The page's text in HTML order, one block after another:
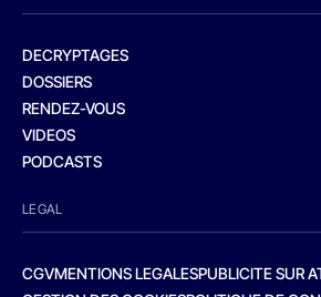
DECRYPTAGES
DOSSIERS
RENDEZ-VOUS
VIDEOS
PODCASTS
LEGAL
CGVMENTIONS LEGALESPUBLICITE SUR